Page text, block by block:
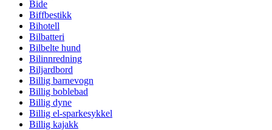
Bide
Biffbestikk
Bihotell
Bilbatteri
Bilbelte hund
Bilinnredning
Biljardbord
Billig barnevogn
Billig boblebad
Billig dyne
Billig el-sparkesykkel
Billig kajakk